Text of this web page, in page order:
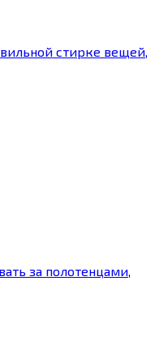
стирке вещей,
за полотенцами,